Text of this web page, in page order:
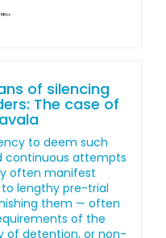
of silencing
The case of
to deem such
continuous attempts
often manifest
lengthy pre-trial
them — often
of the
of detention, or non-